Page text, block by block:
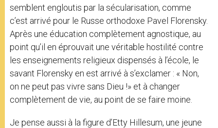
semblent engloutis par la sécularisation, comme
c’est arrivé pour le Russe orthodoxe Pavel Florensky.
Après une éducation complètement agnostique, au
point qu’il en éprouvait une véritable hostilité contre
les enseignements religieux dispensés à l’école, le
savant Florensky en est arrivé à s’exclamer : « Non,
on ne peut pas vivre sans Dieu !» et à changer
complètement de vie, au point de se faire moine.
Je pense aussi à la figure d’Etty Hillesum, une jeune